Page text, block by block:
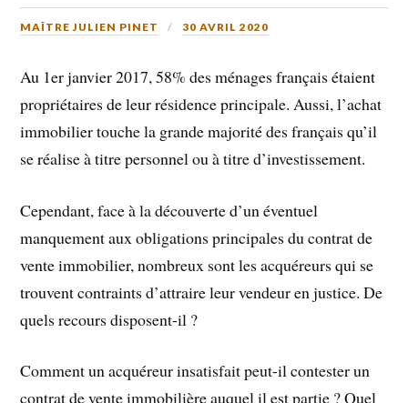
MAÎTRE JULIEN PINET 30 AVRIL 2020
Au 1er janvier 2017, 58% des ménages français étaient
propriétaires de leur résidence principale. Aussi, l’achat
immobilier touche la grande majorité des français qu’il
se réalise à titre personnel ou à titre d’investissement.
Cependant, face à la découverte d’un éventuel
manquement aux obligations principales du contrat de
vente immobilier, nombreux sont les acquéreurs qui se
trouvent contraints d’attraire leur vendeur en justice. De
quels recours disposent-il ?
Comment un acquéreur insatisfait peut-il contester un
contrat de vente immobilière auquel il est partie ? Quel